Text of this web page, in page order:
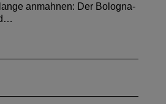
anmahnen: Der Bologna-